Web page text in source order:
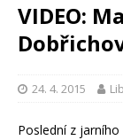
VIDEO:
24. 4. 2015
Poslední z jarního